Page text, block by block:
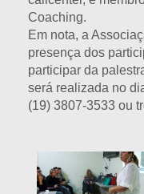
Coaching.
Em nota, a
presença dos
participar da
será realizada no
(19) 3807-3533 ou